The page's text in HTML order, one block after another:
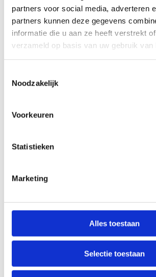
partners voor social media, adverteren
partners kunnen deze gegevens
informatie die u aan ze heeft verstrekt
verzameld op basis van uw gebruik van
Noodzakelijk
Voorkeuren
Statistieken
Marketing
Alles toestaan
Selectie toestaan
Ninja & LÜ
parcours naar de toekomst! Onze